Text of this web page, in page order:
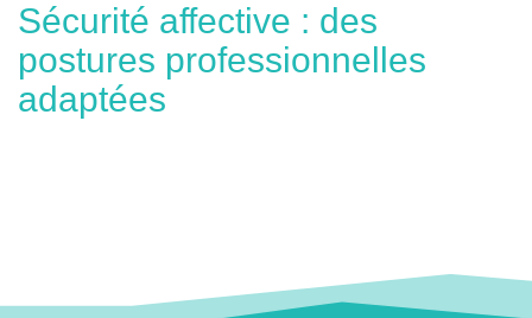
Sécurité affective : des
postures professionnelles
adaptées